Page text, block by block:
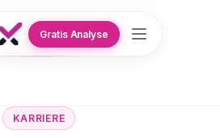
Gratis Analyse
KARRIERE